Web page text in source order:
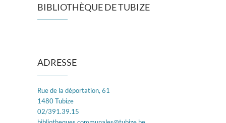
BIBLIOTHÈQUE DE TUBIZE
ADRESSE
Rue de la déportation, 61
1480 Tubize
02/391.39.15